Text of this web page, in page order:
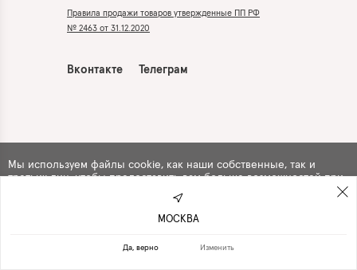
Правила продажи товаров утвержденные ПП РФ
№ 2463 от 31.12.2020
Вконтакте Телеграм
Мы используем файлы cookie, как наши собственные, так и
третьих лиц, чтобы предоставить вам больше возможностей при
использовании сайта. Продолжая навигацию по сайту, вы
с их использованием .
МОСКВА
Да, верно Изменить